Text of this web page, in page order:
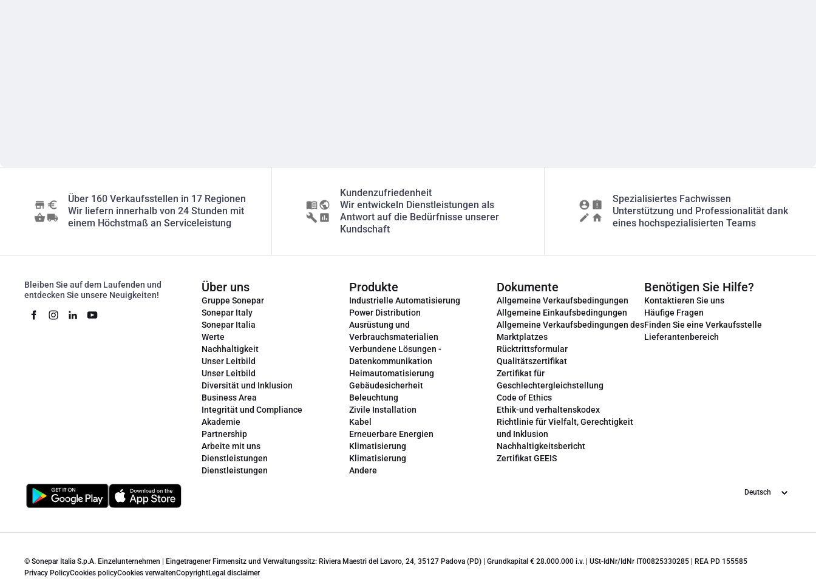
Über 160 Verkaufsstellen in 17 Regionen
Wir liefern innerhalb von 24 Stunden mit
einem Höchstmaß an Serviceleistung
Kundenzufriedenheit
Wir entwickeln Dienstleistungen als
Antwort auf die Bedürfnisse unserer
Kundschaft
Spezialisiertes Fachwissen
Unterstützung und Professionalität dank
eines hochspezialisierten Teams
Bleiben Sie auf dem Laufenden und
entdecken Sie unsere Neuigkeiten!
Über uns
Gruppe Sonepar
Sonepar Italy
Sonepar Italia
Werte
Nachhaltigkeit
Unser Leitbild
Unser Leitbild
Diversität und Inklusion
Business Area
Integrität und Compliance
Akademie
Partnership
Arbeite mit uns
Dienstleistungen
Dienstleistungen
Produkte
Industrielle Automatisierung
Power Distribution
Ausrüstung und
Verbrauchsmaterialien
Verbundene Lösungen -
Datenkommunikation
Heimautomatisierung
Gebäudesicherheit
Beleuchtung
Zivile Installation
Kabel
Erneuerbare Energien
Klimatisierung
Klimatisierung
Andere
Dokumente
Allgemeine Verkaufsbedingungen
Allgemeine Einkaufsbedingungen
Allgemeine Verkaufsbedingungen des
Marktplatzes
Rücktrittsformular
Qualitätszertifikat
Zertifikat für
Geschlechtergleichstellung
Code of Ethics
Ethik-und verhaltenskodex
Richtlinie für Vielfalt, Gerechtigkeit
und Inklusion
Nachhaltigkeitsbericht
Zertifikat GEEIS
Benötigen Sie Hilfe?
Kontaktieren Sie uns
Häufige Fragen
Finden Sie eine Verkaufsstelle
Lieferantenbereich
Sprache
© Sonepar Italia S.p.A. Einzelunternehmen | Eingetragener Firmensitz und Verwaltungssitz: Riviera Maestri del Lavoro, 24, 35127 Padova (PD) | Grundkapital € 28.000.000 i.v. | USt-IdNr/IdNr IT00825330285 | REA PD 155585
Privacy PolicyCookies policyCookies verwaltenCopyrightLegal disclaimer